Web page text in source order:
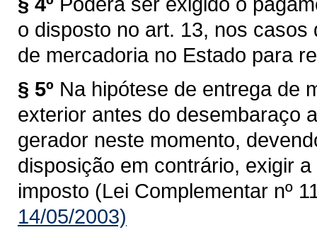
o disposto no art. 13, nos
de mercadoria no Estado para
§ 5º Na hipótese de entrega de
exterior antes do desembaraço
gerador neste momento,
disposição em contrário, exigir
imposto (Lei Complementar nº
14/05/2003)